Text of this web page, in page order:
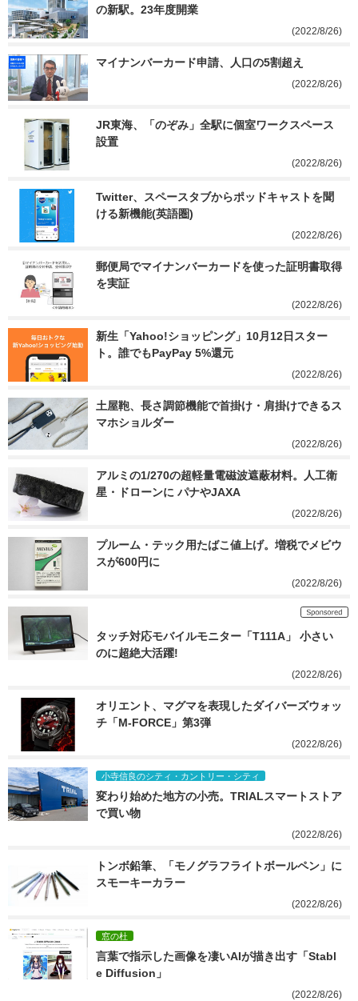
の新駅。23年度開業
(2022/8/26)
マイナンバーカード申請、人口の5割超え
(2022/8/26)
JR東海、「のぞみ」全駅に個室ワークスペース
設置
(2022/8/26)
Twitter、スペースタブからポッドキャストを聞
ける新機能(英語圏)
(2022/8/26)
郵便局でマイナンバーカードを使った証明書取得
を実証
(2022/8/26)
新生「Yahoo!ショッピング」10月12日スター
ト。誰でもPayPay 5%還元
(2022/8/26)
土屋鞄、長さ調節機能で首掛け・肩掛けできるス
マホショルダー
(2022/8/26)
アルミの1/270の超軽量電磁波遮蔽材料。人工衛
星・ドローンに パナやJAXA
(2022/8/26)
プルーム・テック用たばこ値上げ。増税でメビウ
スが600円に
(2022/8/26)
タッチ対応モバイルモニター「T111A」 小さい
のに超絶大活躍!
(2022/8/26)
オリエント、マグマを表現したダイバーズウォッ
チ「M-FORCE」第3弾
(2022/8/26)
小寺信良のシティ・カントリー・シティ
変わり始めた地方の小売。TRIALスマートストア
で買い物
(2022/8/26)
トンボ鉛筆、「モノグラフライトボールペン」に
スモーキーカラー
(2022/8/26)
窓の杜
言葉で指示した画像を凄いAIが描き出す「Stabl
e Diffusion」
(2022/8/26)